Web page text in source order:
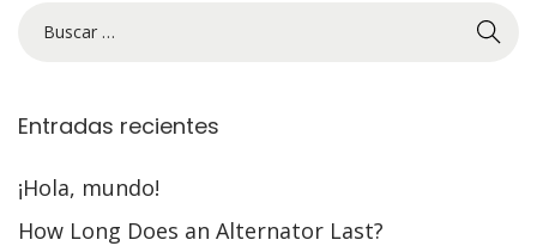
Entradas recientes
¡Hola, mundo!
How Long Does an Alternator Last?